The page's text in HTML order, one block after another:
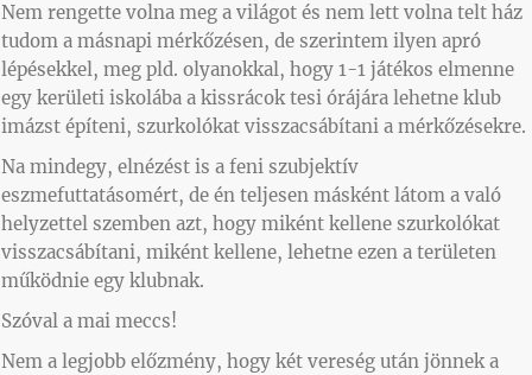
Nem rengette volna meg a világot és nem lett volna telt ház
tudom a másnapi mérkőzésen, de szerintem ilyen apró
lépésekkel, meg pld. olyanokkal, hogy 1-1 játékos elmenne
egy kerületi iskolába a kissrácok tesi órájára lehetne klub
imázst építeni, szurkolókat visszacsábítani a mérkőzésekre.
Na mindegy, elnézést is a feni szubjektív
eszmefuttatásomért, de én teljesen másként látom a való
helyzettel szemben azt, hogy miként kellene szurkolókat
visszacsábítani, miként kellene, lehetne ezen a területen
működnie egy klubnak.
Szóval a mai meccs!
Nem a legjobb előzmény, hogy két vereség után jönnek a